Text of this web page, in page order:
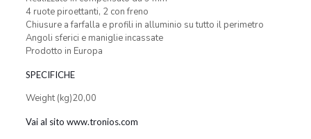
4 ruote piroettanti, 2 con freno
Chiusure a farfalla e profili in alluminio su tutto il perimetro
Angoli sferici e maniglie incassate
Prodotto in Europa
SPECIFICHE
Weight (kg)20,00
Vai al sito www.tronios.com